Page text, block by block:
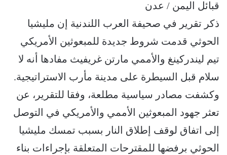
قبائل اليمن / عدن
ذكر تقرير في صحيفة العرب اللندنية إن مليشيا
الحوثي قدمت شروط جديدة للمبعوثين الأمريكي
تيم ليندركينغ والأممي مارتن غريفيث مفادها أنه لا
سلام قبل السيطرة على مدينة مأرب الاستراتيجية.
وكشفت مصادر سياسية مطلعة، وفقا للتقرير، عن
تعثر جهود المبعوثين الأممي والأمريكي في التوصل
إلى اتفاق لوقف إطلاق النار بسبب تمسك مليشيا
الحوثي برفضها للمقترحات المتعلقة بإجراءات بناء